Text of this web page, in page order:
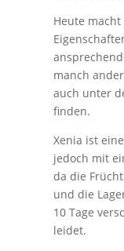
Heute
manch
auch unter
finden.
Xenia ist
jedoch mit
da die
und die
10 Tage
leidet.